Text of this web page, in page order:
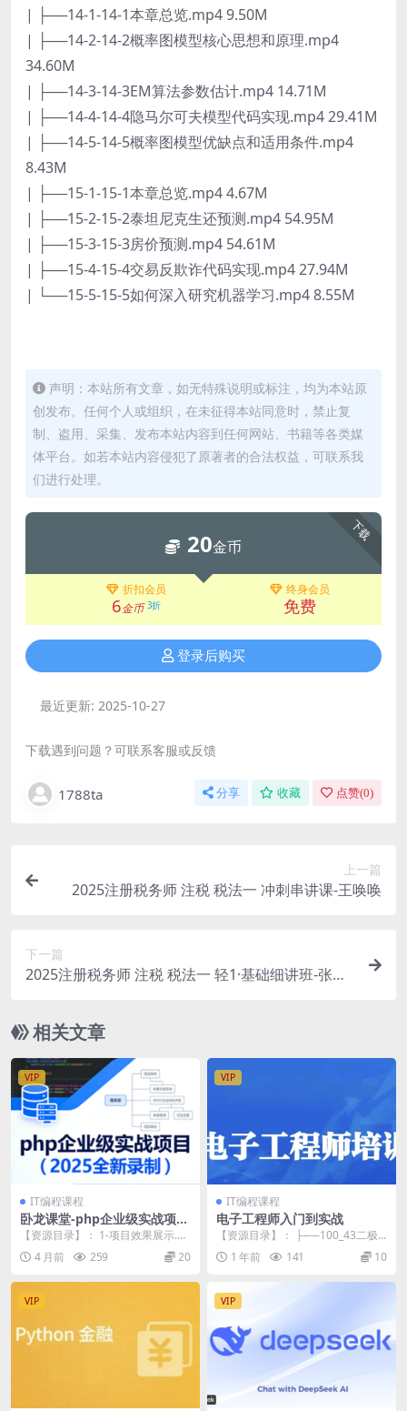
| ├──14-1-14-1本章总览.mp4 9.50M
| ├──14-2-14-2概率图模型核心思想和原理.mp4
34.60M
| ├──14-3-14-3EM算法参数估计.mp4 14.71M
| ├──14-4-14-4隐马尔可夫模型代码实现.mp4 29.41M
| ├──14-5-14-5概率图模型优缺点和适用条件.mp4
8.43M
| ├──15-1-15-1本章总览.mp4 4.67M
| ├──15-2-15-2泰坦尼克生还预测.mp4 54.95M
| ├──15-3-15-3房价预测.mp4 54.61M
| ├──15-4-15-4交易反欺诈代码实现.mp4 27.94M
| └──15-5-15-5如何深入研究机器学习.mp4 8.55M
声明：本站所有文章，如无特殊说明或标注，均为本站原
创发布。任何个人或组织，在未征得本站同意时，禁止复
制、盗用、采集、发布本站内容到任何网站、书籍等各类媒
体平台。如若本站内容侵犯了原著者的合法权益，可联系我
们进行处理。
下载
20金币
折扣会员
6金币 3折
终身会员
免费
登录后购买
最近更新: 2025-10-27
下载遇到问题？可联系客服或反馈
1788ta 分享 收藏 点赞(0)
上一篇
2025注册税务师 注税 税法一 冲刺串讲课-王唤唤
下一篇
2025注册税务师 注税 税法一 轻1·基础细讲班-张泉
相关文章
VIP
IT编程课程
卧龙课堂-php企业级实战项目
（2025全新录制）
【资源目录】： 1-项目效果展示.m
p4 10-9 定义章节视频后台接口.mp
4... 4 月前 259 20
VIP
IT编程课程
电子工程师入门到实战
【资源目录】： ├──100_43二极
管的介绍.mp4 100.40M ├──1...
1 年前 141 10
VIP VIP